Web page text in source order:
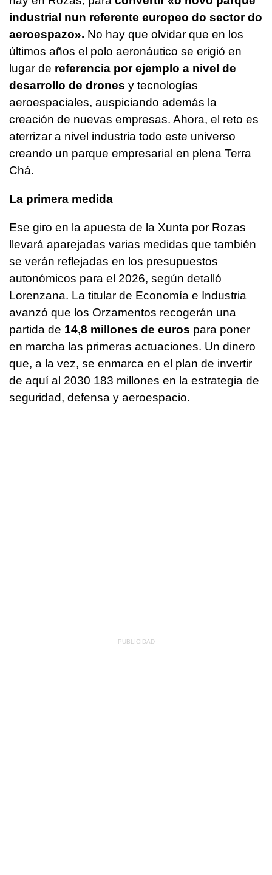
industrial nun referente europeo do sector do
aeroespazo». No hay que olvidar que en los
últimos años el polo aeronáutico se erigió en
lugar de referencia por ejemplo a nivel de
desarrollo de drones y tecnologías
aeroespaciales, auspiciando además la
creación de nuevas empresas. Ahora, el reto es
aterrizar a nivel industria todo este universo
creando un parque empresarial en plena Terra
Chá.
La primera medida
Ese giro en la apuesta de la Xunta por Rozas
llevará aparejadas varias medidas que también
se verán reflejadas en los presupuestos
autonómicos para el 2026, según detalló
Lorenzana. La titular de Economía e Industria
avanzó que los Orzamentos recogerán una
partida de 14,8 millones de euros para poner
en marcha las primeras actuaciones. Un dinero
que, a la vez, se enmarca en el plan de invertir
de aquí al 2030 183 millones en la estrategia de
seguridad, defensa y aeroespacio.